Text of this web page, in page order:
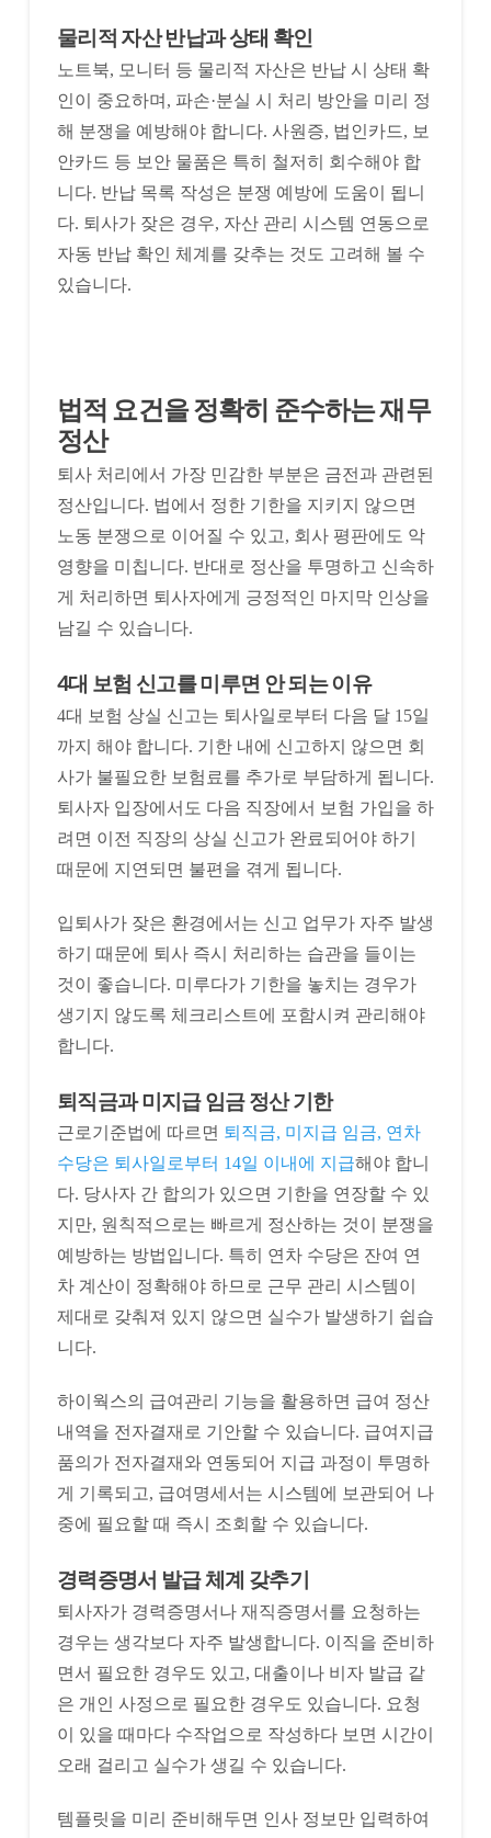
물리적 자산 반납과 상태 확인
노트북, 모니터 등 물리적 자산은 반납 시 상태 확
인이 중요하며, 파손·분실 시 처리 방안을 미리 정
해 분쟁을 예방해야 합니다. 사원증, 법인카드, 보
안카드 등 보안 물품은 특히 철저히 회수해야 합
니다. 반납 목록 작성은 분쟁 예방에 도움이 됩니
다. 퇴사가 잦은 경우, 자산 관리 시스템 연동으로
자동 반납 확인 체계를 갖추는 것도 고려해 볼 수
있습니다.
법적 요건을 정확히 준수하는 재무
정산
퇴사 처리에서 가장 민감한 부분은 금전과 관련된
정산입니다. 법에서 정한 기한을 지키지 않으면
노동 분쟁으로 이어질 수 있고, 회사 평판에도 악
영향을 미칩니다. 반대로 정산을 투명하고 신속하
게 처리하면 퇴사자에게 긍정적인 마지막 인상을
남길 수 있습니다.
4대 보험 신고를 미루면 안 되는 이유
4대 보험 상실 신고는 퇴사일로부터 다음 달 15일
까지 해야 합니다. 기한 내에 신고하지 않으면 회
사가 불필요한 보험료를 추가로 부담하게 됩니다.
퇴사자 입장에서도 다음 직장에서 보험 가입을 하
려면 이전 직장의 상실 신고가 완료되어야 하기
때문에 지연되면 불편을 겪게 됩니다.
입퇴사가 잦은 환경에서는 신고 업무가 자주 발생
하기 때문에 퇴사 즉시 처리하는 습관을 들이는
것이 좋습니다. 미루다가 기한을 놓치는 경우가
생기지 않도록 체크리스트에 포함시켜 관리해야
합니다.
퇴직금과 미지급 임금 정산 기한
근로기준법에 따르면 퇴직금, 미지급 임금, 연차
수당은 퇴사일로부터 14일 이내에 지급해야 합니
다. 당사자 간 합의가 있으면 기한을 연장할 수 있
지만, 원칙적으로는 빠르게 정산하는 것이 분쟁을
예방하는 방법입니다. 특히 연차 수당은 잔여 연
차 계산이 정확해야 하므로 근무 관리 시스템이
제대로 갖춰져 있지 않으면 실수가 발생하기 쉽습
니다.
하이웍스의 급여관리 기능을 활용하면 급여 정산
내역을 전자결재로 기안할 수 있습니다. 급여지급
품의가 전자결재와 연동되어 지급 과정이 투명하
게 기록되고, 급여명세서는 시스템에 보관되어 나
중에 필요할 때 즉시 조회할 수 있습니다.
경력증명서 발급 체계 갖추기
퇴사자가 경력증명서나 재직증명서를 요청하는
경우는 생각보다 자주 발생합니다. 이직을 준비하
면서 필요한 경우도 있고, 대출이나 비자 발급 같
은 개인 사정으로 필요한 경우도 있습니다. 요청
이 있을 때마다 수작업으로 작성하다 보면 시간이
오래 걸리고 실수가 생길 수 있습니다.
템플릿을 미리 준비해두면 인사 정보만 입력하여